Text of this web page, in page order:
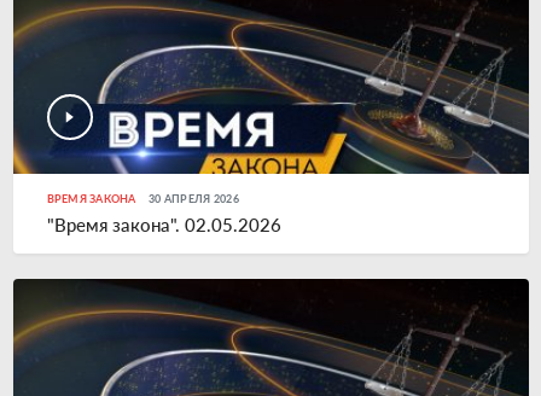
ВРЕМЯ ЗАКОНА 30 АПРЕЛЯ 2026
"Время закона". 02.05.2026